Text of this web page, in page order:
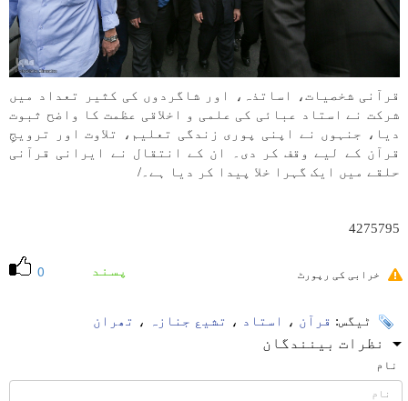
قرآنی شخصیات، اساتذہ، اور شاگردوں کی کثیر تعداد میں
شرکت نے استاد عبائی کی علمی و اخلاقی عظمت کا واضح ثبوت
دیا، جنہوں نے اپنی پوری زندگی تعلیم، تلاوت اور ترویجِ
قرآن کے لیے وقف کر دی۔ ان کے انتقال نے ایرانی قرآنی
حلقے میں ایک گہرا خلا پیدا کر دیا ہے۔/
4275795
0 پسند خرابی کی رپورٹ
ٹیگس: قرآن ، استاد ، تشیع جنازہ ، تھران
نظرات بینندگان
نام